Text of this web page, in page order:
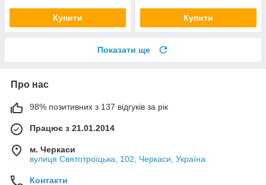
Купити Купити
Показати ще
Про нас
98% позитивних з 137 відгуків за рік
Працює з 21.01.2014
м. Черкаси
вулиця Святотроїцька, 102, Черкаси, Україна
Контакти